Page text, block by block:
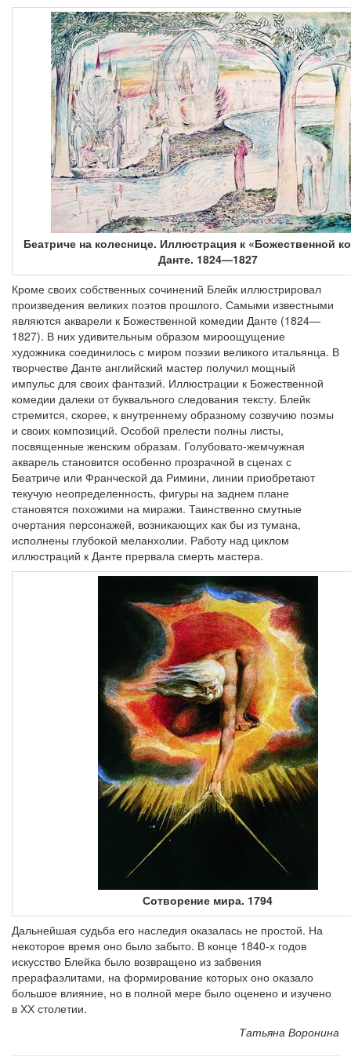
Беатриче на колеснице. Иллюстрация к «Божественной
Данте. 1824—1827
Кроме своих собственных сочинений Блейк иллюстрировал
произведения великих поэтов прошлого. Самыми известными
являются акварели к Божественной комедии Данте (1824—
1827). В них удивительным образом мироощущение
художника соединилось с миром поэзии великого итальянца. В
творчестве Данте английский мастер получил мощный
импульс для своих фантазий. Иллюстрации к Божественной
комедии далеки от буквального следования тексту. Блейк
стремится, скорее, к внутреннему образному созвучию поэмы
и своих композиций. Особой прелести полны листы,
посвященные женским образам. Голубовато-жемчужная
акварель становится особенно прозрачной в сценах с
Беатриче или Франческой да Римини, линии приобретают
текучую неопределенность, фигуры на заднем плане
становятся похожими на миражи. Таинственно смутные
очертания персонажей, возникающих как бы из тумана,
исполнены глубокой меланхолии. Работу над циклом
иллюстраций к Данте прервала смерть мастера.
Сотворение мира. 1794
Дальнейшая судьба его наследия оказалась не простой. На
некоторое время оно было забыто. В конце 1840-х годов
искусство Блейка было возвращено из забвения
прерафаэлитами, на формирование которых оно оказало
большое влияние, но в полной мере было оценено и изучено
в ХХ столетии.
Татьяна Воронина